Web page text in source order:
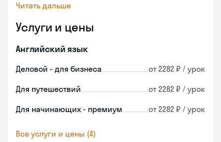
Читать дальше
Услуги и цены
Английский язык
Деловой - для бизнеса от 2282 ₽ / урок
Для путешествий от 2282 ₽ / урок
Для начинающих - премиум от 2282 ₽ / урок
Все услуги и цены (4)